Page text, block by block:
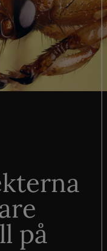
på